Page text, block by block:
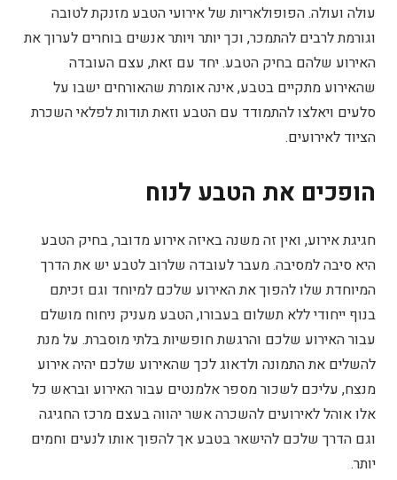
עולה ועולה. הפופולאריות של אירועי הטבע מזנקת לטובה
וגורמת לרבים להתמכר, וכך יותר ויותר אנשים בוחרים לערוך את
האירוע שלהם בחיק הטבע. יחד עם זאת, עצם העובדה
שהאירוע מתקיים בטבע, אינה אומרת שהאורחים ישבו על
סלעים ויאלצו להתמודד עם הטבע וזאת תודות לפלאי השכרת
הציוד לאירועים.
הופכים את הטבע לנוח
חגיגת אירוע, ואין זה משנה באיזה אירוע מדובר, בחיק הטבע
היא סיבה למסיבה. מעבר לעובדה שלרוב לטבע יש את הדרך
המיוחדת שלו להפוך את האירוע שלכם למיוחד וגם זכיתם
בנוף ייחודי ללא תשלום בעבורו, הטבע מעניק ניחוח מושלם
עבור האירוע שלכם והרגשת חופשיות בלתי מוסברת. על מנת
להשלים את התמונה ולדאוג לכך שהאירוע שלכם יהיה אירוע
מנצח, עליכם לשכור מספר אלמנטים עבור האירוע ובראש כל
אלו אוהל לאירועים להשכרה אשר יהווה בעצם מרכז החגיגה
וגם הדרך שלכם להישאר בטבע אך להפוך אותו לנעים וחמים
יותר.